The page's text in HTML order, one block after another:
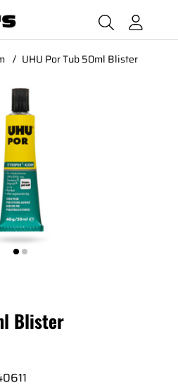
UHU Por Tub 50ml Blister
50ml Blister
Blister